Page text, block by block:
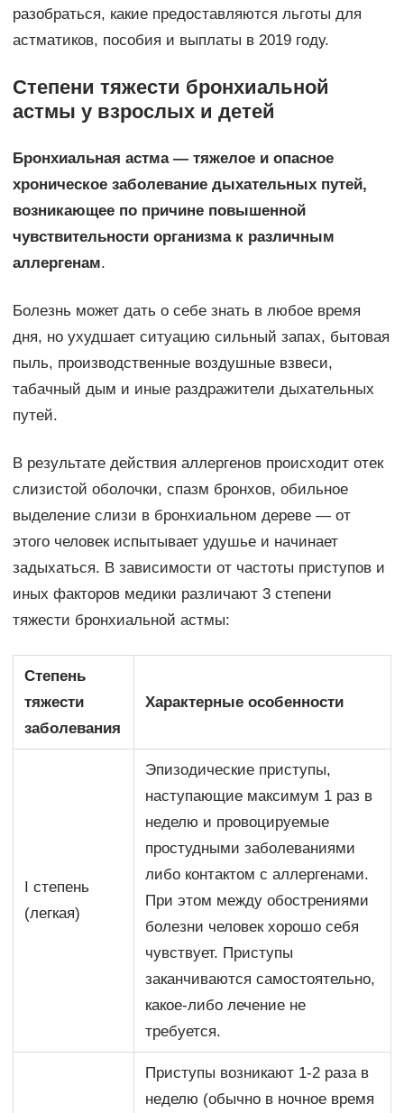
разобраться, какие предоставляются льготы для
астматиков, пособия и выплаты в 2019 году.
Степени тяжести бронхиальной
астмы у взрослых и детей
Бронхиальная астма — тяжелое и опасное
хроническое заболевание дыхательных путей,
возникающее по причине повышенной
чувствительности организма к различным
аллергенам.
Болезнь может дать о себе знать в любое время
дня, но ухудшает ситуацию сильный запах, бытовая
пыль, производственные воздушные взвеси,
табачный дым и иные раздражители дыхательных
путей.
В результате действия аллергенов происходит отек
слизистой оболочки, спазм бронхов, обильное
выделение слизи в бронхиальном дереве — от
этого человек испытывает удушье и начинает
задыхаться. В зависимости от частоты приступов и
иных факторов медики различают 3 степени
тяжести бронхиальной астмы:
Степень
тяжести
заболевания
Характерные особенности
I степень
(легкая)
Эпизодические приступы,
наступающие максимум 1 раз в
неделю и провоцируемые
простудными заболеваниями
либо контактом с аллергенами.
При этом между обострениями
болезни человек хорошо себя
чувствует. Приступы
заканчиваются самостоятельно,
какое-либо лечение не
требуется.
Приступы возникают 1-2 раза в
неделю (обычно в ночное время